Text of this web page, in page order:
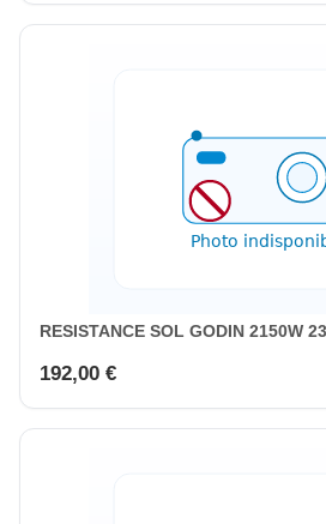
RESISTANCE SOL GODIN 2150W
192,00 €